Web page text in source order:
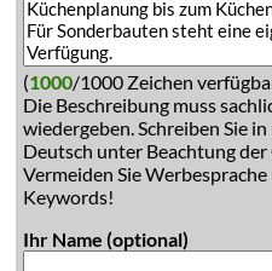
(1000/1000 Zeichen
Die Beschreibung muss
wiedergeben. Schreiben Sie
Deutsch unter Beachtung
Vermeiden Sie
Keywords!
Ihr Name (optional)